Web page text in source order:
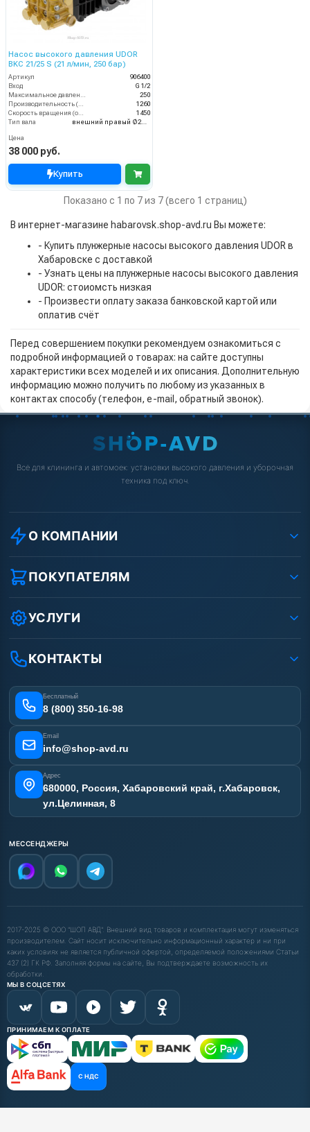
Насос высокого давления UDOR
BKC 21/25 S (21 л/мин, 250 бар)
Артикул
906400
Вход
G 1/2
250
1260
1450
Тип вала
Цена
38 000 руб.
Купить
Показано с 1 по 7 из 7 (всего 1 страниц)
В интернет-магазине habarovsk.shop-avd.ru Вы можете:
- Купить плунжерные насосы высокого давления UDOR в
Хабаровске с доставкой
- Узнать цены на плунжерные насосы высокого давления
UDOR: стоиомсть низкая
- Произвести оплату заказа банковской картой или
оплатив счёт
Перед совершением покупки рекомендуем ознакомиться с
подробной информацией о товарах: на сайте доступны
характеристики всех моделей и их описания. Дополнительную
информацию можно получить по любому из указанных в
контактах способу (телефон, e-mail, обратный звонок).
Всё для клининга и автомоек: установки высокого давления и уборочная
техника под ключ.
О КОМПАНИИ
О компании
Реквизиты ООО «Шоп АВД»
Защита данных клиента
Условия соглашения
Вакансии
Статьи
ПОКУПАТЕЛЯМ
Как заказать?
Оплата
Доставка
Лизинг
Получить скидку
УСЛУГИ
Ремонт АВД
Сертификаты
Наши работы
Отзывы наших клиентов
Карта сайта
КОНТАКТЫ
Бесплатный
8 (800) 350-16-98
Email
info@shop-avd.ru
Адрес
680000, Россия, Хабаровский край, г.Хабаровск,
ул.Целинная, 8
МЕССЕНДЖЕРЫ
2017-2025 © ООО "ШОП АВД". Внешний вид товаров и комплектация могут изменяться
производителем. Сайт носит исключительно информационный характер и ни при
каких условиях не является публичной офертой, определяемой положениями Статьи
437 (2) ГК РФ. Заполняя формы на сайте, Вы подтверждаете возможность их
обработки.
МЫ В СОЦСЕТЯХ
ПРИНИМАЕМ К ОПЛАТЕ
С НДС